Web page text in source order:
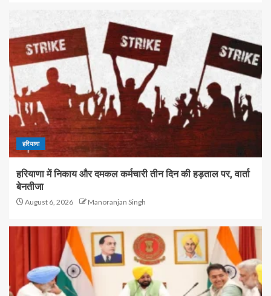
हरियाणा
हरियाणा में निकाय और दमकल कर्मचारी तीन दिन की हड़ताल पर, वार्ता
बेनतीजा
August 6, 2026 Manoranjan Singh